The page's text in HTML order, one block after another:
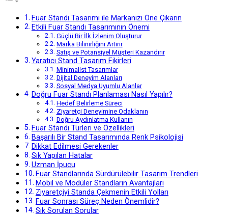
Fuar Standı Tasarımı ile Markanızı Öne Çıkarın
Etkili Fuar Standı Tasarımının Önemi
Güçlü Bir İlk İzlenim Oluşturur
Marka Bilinirliğini Artırır
Satış ve Potansiyel Müşteri Kazandırır
Yaratıcı Stand Tasarım Fikirleri
Minimalist Tasarımlar
Dijital Deneyim Alanları
Sosyal Medya Uyumlu Alanlar
Doğru Fuar Standı Planlaması Nasıl Yapılır?
Hedef Belirleme Süreci
Ziyaretçi Deneyimine Odaklanın
Doğru Aydınlatma Kullanın
Fuar Standı Türleri ve Özellikleri
Başarılı Bir Stand Tasarımında Renk Psikolojisi
Dikkat Edilmesi Gerekenler
Sık Yapılan Hatalar
Uzman İpucu
Fuar Standlarında Sürdürülebilir Tasarım Trendleri
Mobil ve Modüler Standların Avantajları
Ziyaretçiyi Standa Çekmenin Etkili Yolları
Fuar Sonrası Süreç Neden Önemlidir?
Sık Sorulan Sorular